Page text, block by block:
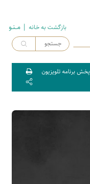
بازگشت به خـانه | مــنـو
پخش برنامه تلویزیون